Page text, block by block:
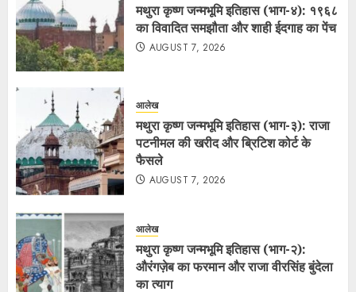
मथुरा कृष्ण जन्मभूमि इतिहास (भाग-४): १९६८
का विवादित समझौता और शाही ईदगाह का पेंच
AUGUST 7, 2026
आलेख
मथुरा कृष्ण जन्मभूमि इतिहास (भाग-३): राजा
पटनीमल की खरीद और ब्रिटिश कोर्ट के
फैसले
AUGUST 7, 2026
आलेख
मथुरा कृष्ण जन्मभूमि इतिहास (भाग-२):
औरंगज़ेब का फरमान और राजा वीरसिंह बुंदेला
का त्याग